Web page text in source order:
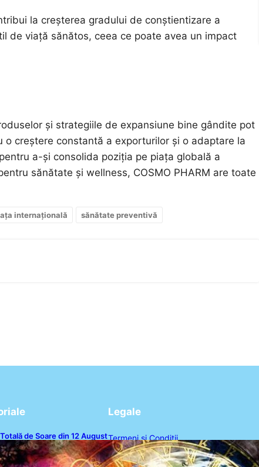
la creșterea gradului de conștientizare a
de viață sănătos, ceea ce poate avea un impact
și strategiile de expansiune bine gândite pot
creștere constantă a exporturilor și o adaptare la
a-și consolida poziția pe piața globală a
sănătate și wellness, COSMO PHARM are toate
internațională
sănătate preventivă
de Soare din 12 August
Analiză a Impactului asupra
și a Ciclului de 18 Ani
Legale
Termeni și Condiții
Politica de Confidențialitate